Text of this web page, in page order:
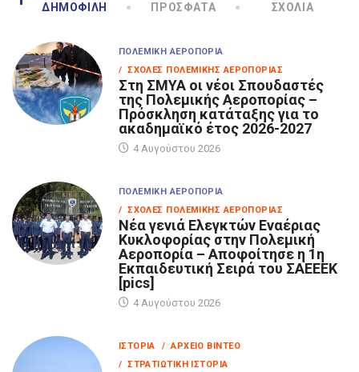
ΔΗΜΟΦΙΛΉ ΠΡΌΣΦΑΤΑ ΣΧΌΛΙΑ
ΠΟΛΕΜΙΚΉ ΑΕΡΟΠΟΡΊΑ
/ ΣΧΟΛΈΣ ΠΟΛΕΜΙΚΉΣ ΑΕΡΟΠΟΡΊΑΣ
Στη ΣΜΥΑ οι νέοι Σπουδαστές
της Πολεμικής Αεροπορίας –
Πρόσκληση κατάταξης για το
ακαδημαϊκό έτος 2026-2027
4 Αυγούστου 2026
ΠΟΛΕΜΙΚΉ ΑΕΡΟΠΟΡΊΑ
/ ΣΧΟΛΈΣ ΠΟΛΕΜΙΚΉΣ ΑΕΡΟΠΟΡΊΑΣ
Νέα γενιά Ελεγκτών Εναέριας
Κυκλοφορίας στην Πολεμική
Αεροπορία – Αποφοίτησε η 1η
Εκπαιδευτική Σειρά του ΣΑΕΕΕΚ
[pics]
4 Αυγούστου 2026
ΙΣΤΟΡΊΑ
/ ΑΡΧΕΊΟ ΒΊΝΤΕΟ
/ ΣΤΡΑΤΙΩΤΙΚΉ ΙΣΤΟΡΊΑ